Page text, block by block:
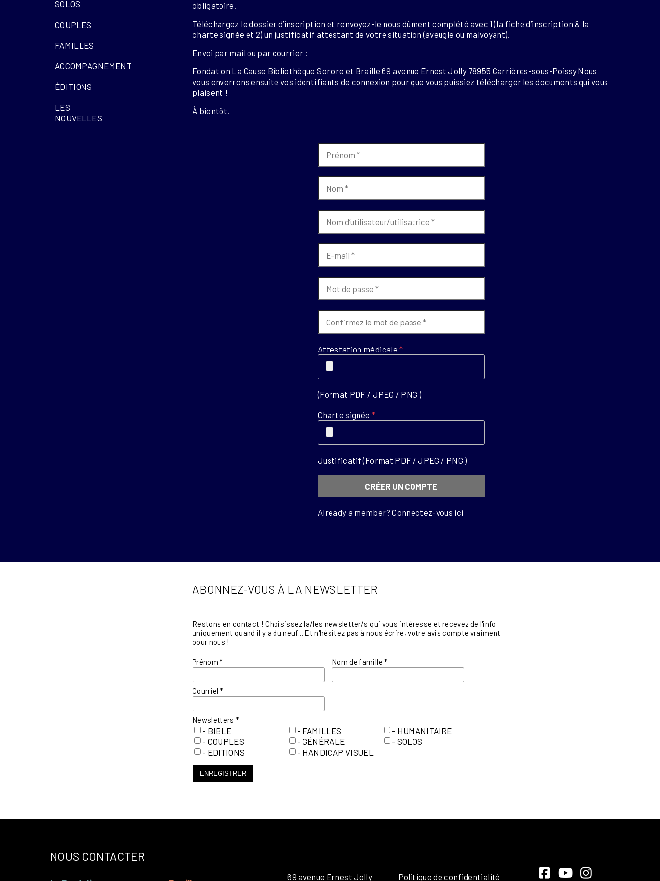
SOLOS
COUPLES
FAMILLES
ACCOMPAGNEMENT
ÉDITIONS
LES
NOUVELLES
obligatoire.
Téléchargez le dossier d’inscription et renvoyez-le nous dûment complété avec 1) la fiche d’inscription & la
charte signée et 2) un justificatif attestant de votre situation (aveugle ou malvoyant).
Envoi par mail ou par courrier :
Fondation La Cause Bibliothèque Sonore et Braille 69 avenue Ernest Jolly 78955 Carrières-sous-Poissy Nous
vous enverrons ensuite vos identifiants de connexion pour que vous puissiez télécharger les documents qui vous
plaisent !
À bientôt.
Attestation médicale*
(Format PDF / JPEG / PNG )
Charte signée *
Justificatif (Format PDF / JPEG / PNG )
Already a member?Connectez-vous ici
ABONNEZ-VOUS À LA NEWSLETTER
Restons en contact ! Choisissez la/les newsletter/s qui vous intéresse et recevez de l'info
uniquement quand il y a du neuf... Et n'hésitez pas à nous écrire, votre avis compte vraiment
pour nous !
Prénom* Nom de famille*
Courriel*
Newsletters*
- BIBLE
- COUPLES
- EDITIONS
- FAMILLES
- GÉNÉRALE
- HANDICAP VISUEL
- HUMANITAIRE
- SOLOS
ENREGISTRER
NOUS CONTACTER
69 avenue Ernest Jolly Politique de confidentialité